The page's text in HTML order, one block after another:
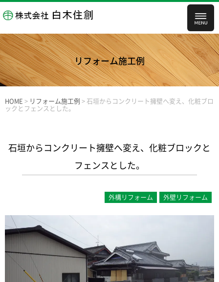
リフォーム施工例
HOME > リフォーム施工例 > 石垣からコンクリート擁壁へ変え、化粧ブロ
ックとフェンスとした。
石垣からコンクリート擁壁へ変え、化粧ブロックと
フェンスとした。
外構リフォーム 外壁リフォーム